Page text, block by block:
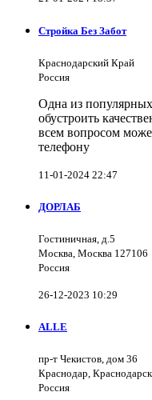
Стройка Без Забот
Краснодарский Край
Россия
Одна из
обустроить
всем вопросом
телефону
11-01-2024 22:47
ДОРЛАБ
Гостиничная, д.5
Москва, Москва 127106
Россия
26-12-2023 10:29
ALLE
пр-т Чекистов, дом 36
Краснодар,
Россия